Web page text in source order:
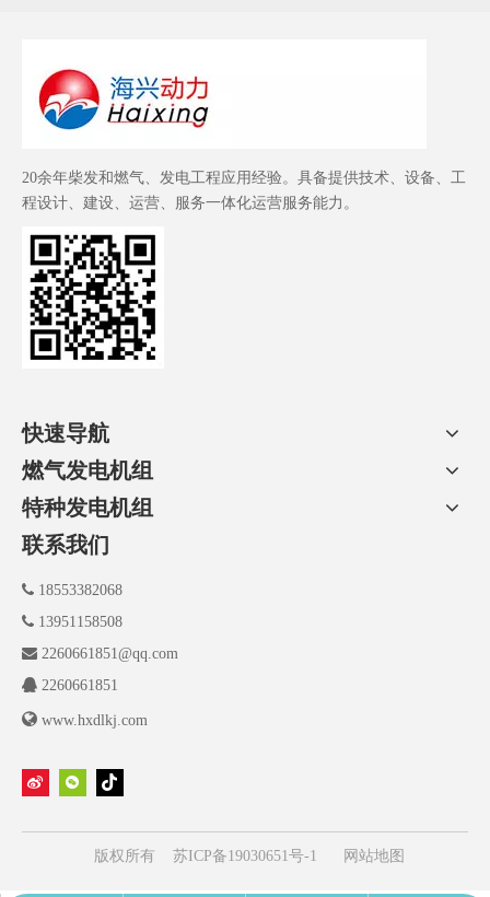
20余年柴发和燃气、发电工程应用经验。具备提供技术、设备、工
程设计、建设、运营、服务一体化运营服务能力。
快速导航
燃气发电机组
特种发电机组
联系我们
 18553382068
 13951158508
 2260661851@qq.com
 2260661851
 www.hxdlkj.com
版权所有 苏ICP备19030651号-1 网站地图